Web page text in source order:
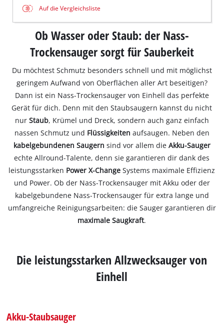
Auf die Vergleichsliste
Ob Wasser oder Staub: der Nass-
Trockensauger sorgt für Sauberkeit
Du möchtest Schmutz besonders schnell und mit möglichst
geringem Aufwand von Oberflächen aller Art beseitigen?
Dann ist ein Nass-Trockensauger von Einhell das perfekte
Gerät für dich. Denn mit den Staubsaugern kannst du nicht
nur Staub, Krümel und Dreck, sondern auch ganz einfach
nassen Schmutz und Flüssigkeiten aufsaugen. Neben den
kabelgebundenen Saugern sind vor allem die Akku-Sauger
echte Allround-Talente, denn sie garantieren dir dank des
leistungsstarken Power X-Change Systems maximale Effizienz
und Power. Ob der Nass-Trockensauger mit Akku oder der
kabelgebundene Nass-Trockensauger für extra lange und
umfangreiche Reinigungsarbeiten: die Sauger garantieren dir
maximale Saugkraft.
Die leistungsstarken Allzwecksauger von
Einhell
Akku-Staubsauger